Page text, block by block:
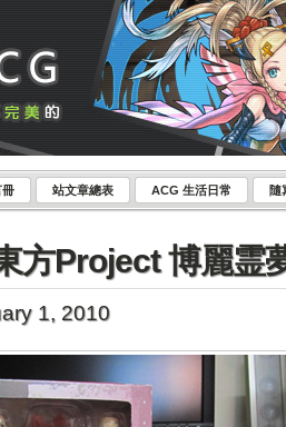
冊 站文章總表 ACG 生活日常 隨
方Project 博麗霊
1, 2010